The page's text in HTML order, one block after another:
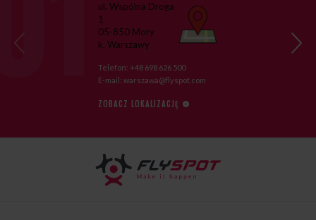
ul. Wspólna Droga
1
05-850 Mory
k. Warszawy
Telefon: +48 698 626 500
E-mail: warszawa@flyspot.com
ZOBACZ LOKALIZACJĘ
‹
›